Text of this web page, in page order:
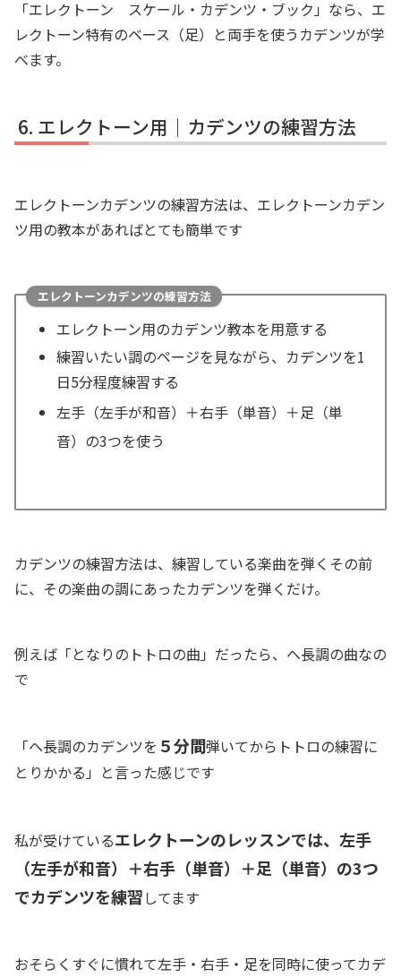
「エレクトーン スケール・カデンツ・ブック」なら、エ
レクトーン特有のベース（足）と両手を使うカデンツが学
べます。
エレクトーン用｜カデンツの練習方法
エレクトーンカデンツの練習方法は、エレクトーンカデン
ツ用の教本があればとても簡単です
エレクトーンカデンツの練習方法
エレクトーン用のカデンツ教本を用意する
練習いたい調のページを見ながら、カデンツを1
日5分程度練習する
左手（左手が和音）＋右手（単音）＋足（単
音）の3つを使う
カデンツの練習方法は、練習している楽曲を弾くその前
に、その楽曲の調にあったカデンツを弾くだけ。
例えば「となりのトトロの曲」だったら、ヘ長調の曲なの
で
「ヘ長調のカデンツを ５分間弾いてからトトロの練習に
とりかかる」と言った感じです
私が受けているエレクトーンのレッスンでは、左手
（左手が和音）＋右手（単音）＋足（単音）の3つ
でカデンツを練習してます
おそらくすぐに慣れて左手・右手・足を同時に使ってカデ